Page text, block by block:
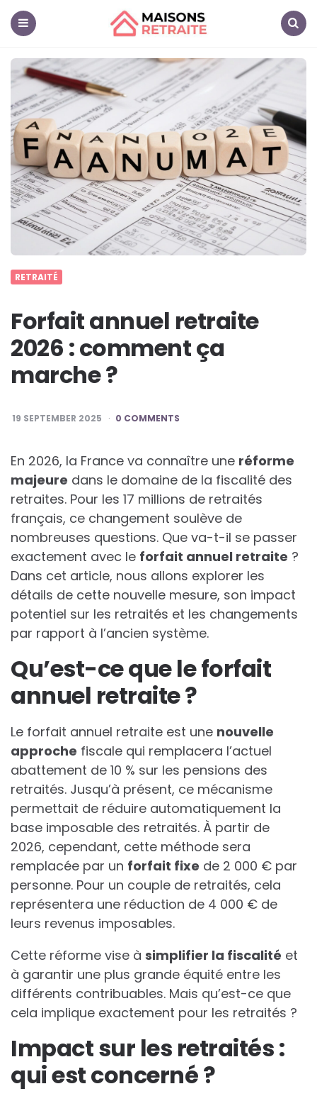
Maisons
Retraite
RETRAITÉ
Forfait annuel retraite
2026 : comment ça
marche ?
19 SEPTEMBER 2025 0 COMMENTS
En 2026, la France va connaître une réforme
majeure dans le domaine de la fiscalité des
retraites. Pour les 17 millions de retraités
français, ce changement soulève de
nombreuses questions. Que va-t-il se passer
exactement avec le forfait annuel retraite ?
Dans cet article, nous allons explorer les
détails de cette nouvelle mesure, son impact
potentiel sur les retraités et les changements
par rapport à l’ancien système.
Qu’est-ce que le forfait
annuel retraite ?
Le forfait annuel retraite est une nouvelle
approche fiscale qui remplacera l’actuel
abattement de 10 % sur les pensions des
retraités. Jusqu’à présent, ce mécanisme
permettait de réduire automatiquement la
base imposable des retraités. À partir de
2026, cependant, cette méthode sera
remplacée par un forfait fixe de 2 000 € par
personne. Pour un couple de retraités, cela
représentera une réduction de 4 000 € de
leurs revenus imposables.
Cette réforme vise à simplifier la fiscalité et
à garantir une plus grande équité entre les
différents contribuables. Mais qu’est-ce que
cela implique exactement pour les retraités ?
Impact sur les retraités :
qui est concerné ?